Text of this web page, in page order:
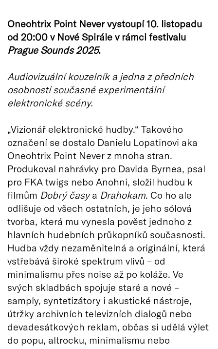
Oneohtrix Point Never vystoupí 10. listopadu
od 20:00 v Nové Spirále v rámci festivalu
Prague Sounds 2025.
Audiovizuální kouzelník a jedna z předních
osobností současné experimentální
elektronické scény.
„Vizionář elektronické hudby.“ Takového
označení se dostalo Danielu Lopatinovi aka
Oneohtrix Point Never z mnoha stran.
Produkoval nahrávky pro Davida Byrnea, psal
pro FKA twigs nebo Anohni, složil hudbu k
filmům Dobrý časya Drahokam. Co ho ale
odlišuje od všech ostatních, je jeho sólová
tvorba, která mu vynesla pověst jednoho z
hlavních hudebních průkopníků současnosti.
Hudba vždy nezaměnitelná a originální, která
vstřebává široké spektrum vlivů – od
minimalismu přes noise až po koláže. Ve
svých skladbách spojuje staré a nové –
samply, syntetizátory i akustické nástroje,
útržky archivních televizních dialogů nebo
devadesátkových reklam, občas si udělá výlet
do popu, altrocku, minimalismu nebo